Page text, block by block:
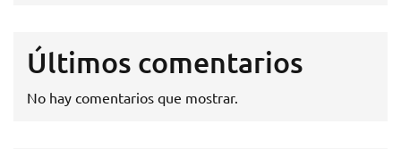
Últimos comentarios
No hay comentarios que mostrar.